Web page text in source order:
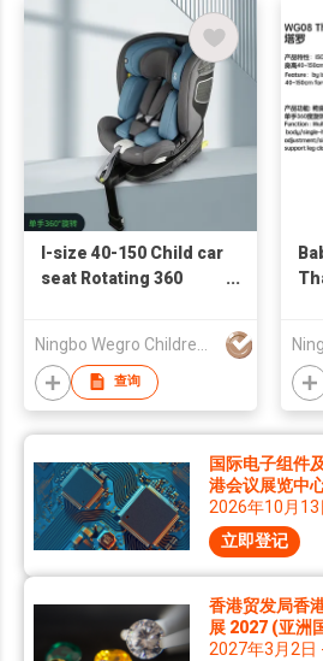
I-size 40-150 Child car
seat Rotating 360
查询
国际电子组件
港会议展览中
2026年10月13
立即登记
香港贸发局香
展 2027 (亚洲
2027年3月2日